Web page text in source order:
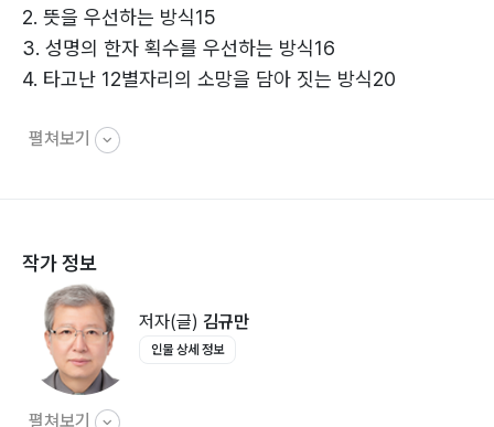
2. 뜻을 우선하는 방식15
3. 성명의 한자 획수를 우선하는 방식16
4. 타고난 12별자리의 소망을 담아 짓는 방식20
3. 천간 지지56
4. 사주 세우기60
5. 항렬자.불용문자 68
6. 음양오행74
펼쳐보기
작가 정보
저자(글) 김규만
인물 상세 정보
펼쳐보기